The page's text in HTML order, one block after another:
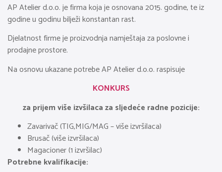
AP Atelier d.o.o. je firma koja je osnovana 2015. godine, te iz
godine u godinu bilježi konstantan rast.
Djelatnost firme je proizvodnja namještaja za poslovne i
prodajne prostore.
Na osnovu ukazane potrebe AP Atelier d.o.o. raspisuje
KONKURS
za prijem više izvšilaca za sljedeće radne pozicije:
Zavarivač (TIG,MIG/MAG – više izvršilaca)
Brusač (više izvršilaca)
Magacioner (1 izvršilac)
Potrebne kvalifikacije: